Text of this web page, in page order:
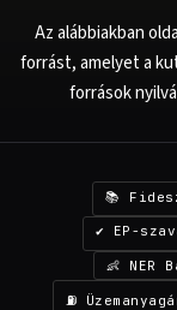
Az alábbiakban
forrást, amelyet a
források
📚
✔ EP-
👶 NER
⛽